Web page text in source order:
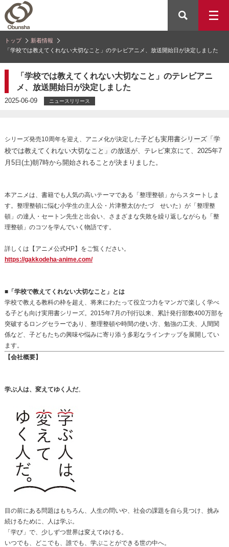
トップ
新着情報
「学校では教えてくれない大切なこと」のテレビアニメ、放送開始日が決定しました
「学校では教えてくれない大切なこと」のテレビアニ
メ、放送開始日が決定しました
2025-06-09 ニュースリリース
シリーズ発売10周年を迎え、アニメ化が決定した子ども実用書シリーズ「学
校では教えてくれない大切なこと」の放送が、テレビ東京にて、2025年7
月5日(土)朝7時から開始されることが決まりました。
本アニメは、書籍でも人気の高いテーマである「整理整頓」からスタートしま
す。整理整頓に悩む小学生の主人公・片津整太(かたづ せいた）が「整理整
頓」の達人・セートン先生と出会い、さまざまな失敗を繰り返しながらも「整
理整頓」のコツを学んでいく物語です。
詳しくは【アニメ公式HP】をご覧ください。
https://gakkodeha-anime.com/
■「学校で教えてくれない大切なこと」とは
学校で教える教科の枠を超え、将来にわたって役立つ力をマンガで楽しく学べ
る子ども向け実用書シリーズ。2015年7月の刊行以来、累計発行部数400万部を
突破するロングセラーであり、整理整頓や時間の使い方、勉強の工夫、人間関
係など、子どもたちの興味や悩みに寄り添う多彩なラインナップを展開してい
ます。
【会社概要】
学ぶ人は、変えてゆく人だ。
目の前にある問題はもちろん、人生の問いや、社会の課題を自ら見つけ、挑み
続けるために、人は学ぶ。
「学び」で、少しずつ世界は変えてゆける。
いつでも、どこでも、誰でも、学ぶことができる世の中へ。